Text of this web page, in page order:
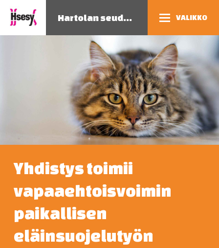
Hartolan seudun eläinsuojeluyhdistys VALIKKO
Yhdistys toimii
vapaaehtoisvoimin
paikallisen
eläinsuojelutyön